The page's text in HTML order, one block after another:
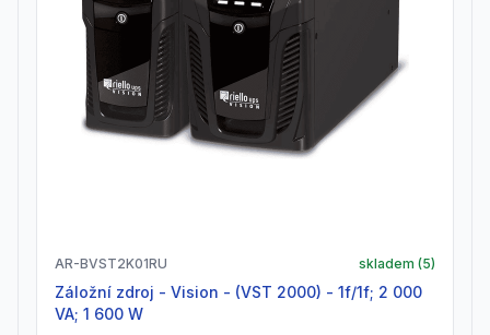
AR-BVST2K01RU skladem (5)
Záložní zdroj - Vision - (VST 2000) - 1f/1f; 2 000
VA; 1 600 W